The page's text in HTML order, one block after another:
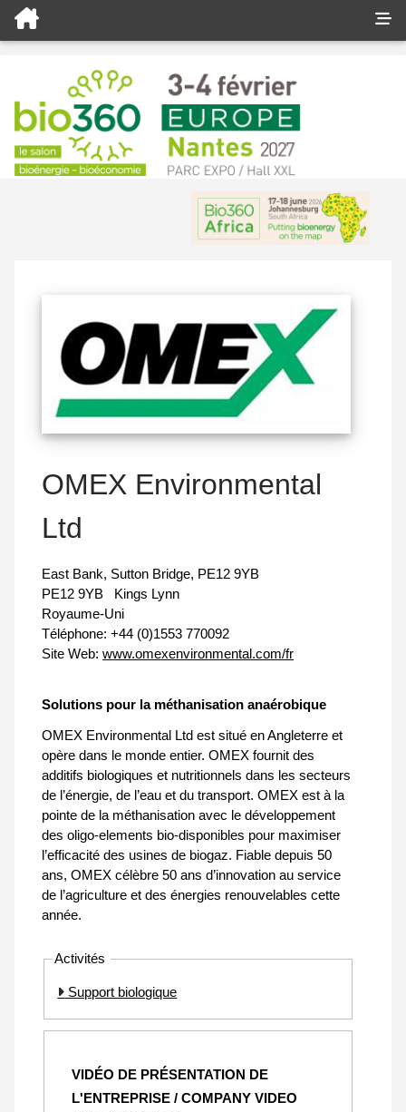
OMEX Environmental
Ltd
East Bank, Sutton Bridge, PE12 9YB
PE12 9YB
Kings Lynn
Royaume-Uni
Téléphone: +44 (0)1553 770092
Site Web: www.omexenvironmental.com/fr
Solutions pour la méthanisation anaérobique
OMEX Environmental Ltd est situé en Angleterre et
opère dans le monde entier. OMEX fournit des
additifs biologiques et nutritionnels dans les secteurs
de l’énergie, de l’eau et du transport. OMEX est à la
pointe de la méthanisation avec le développement
des oligo-elements bio-disponibles pour maximiser
l’efficacité des usines de biogaz. Fiable depuis 50
ans, OMEX célèbre 50 ans d’innovation au service
de l’agriculture et des énergies renouvelables cette
année.
Activités
Support biologique
VIDÉO DE PRÉSENTATION DE
L'ENTREPRISE / COMPANY VIDEO